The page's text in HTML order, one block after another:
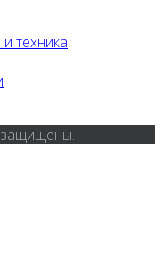
техника
защищены.